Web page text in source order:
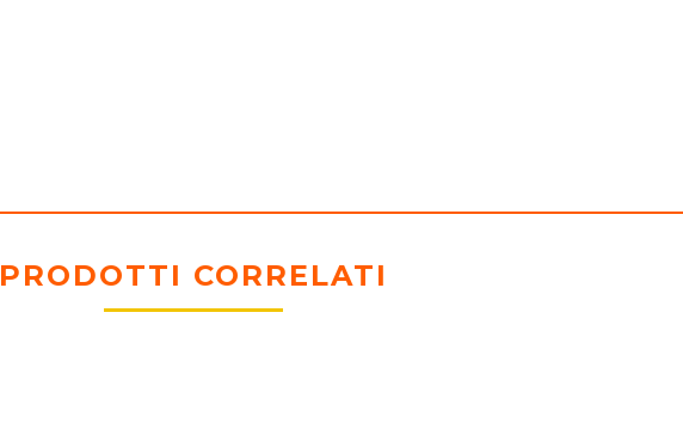
PRODOTTI CORRELATI